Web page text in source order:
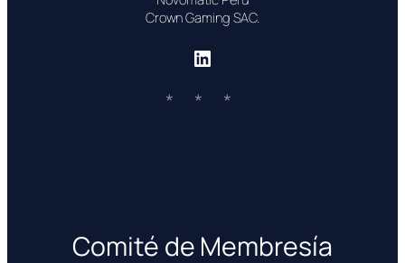
Crown Gaming SAC.
LinkedIn
Comité de Membresía